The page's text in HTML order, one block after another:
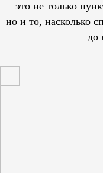
это не только
но и то, насколько
до